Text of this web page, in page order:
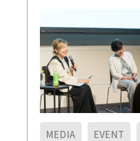
MEDIA EVENT